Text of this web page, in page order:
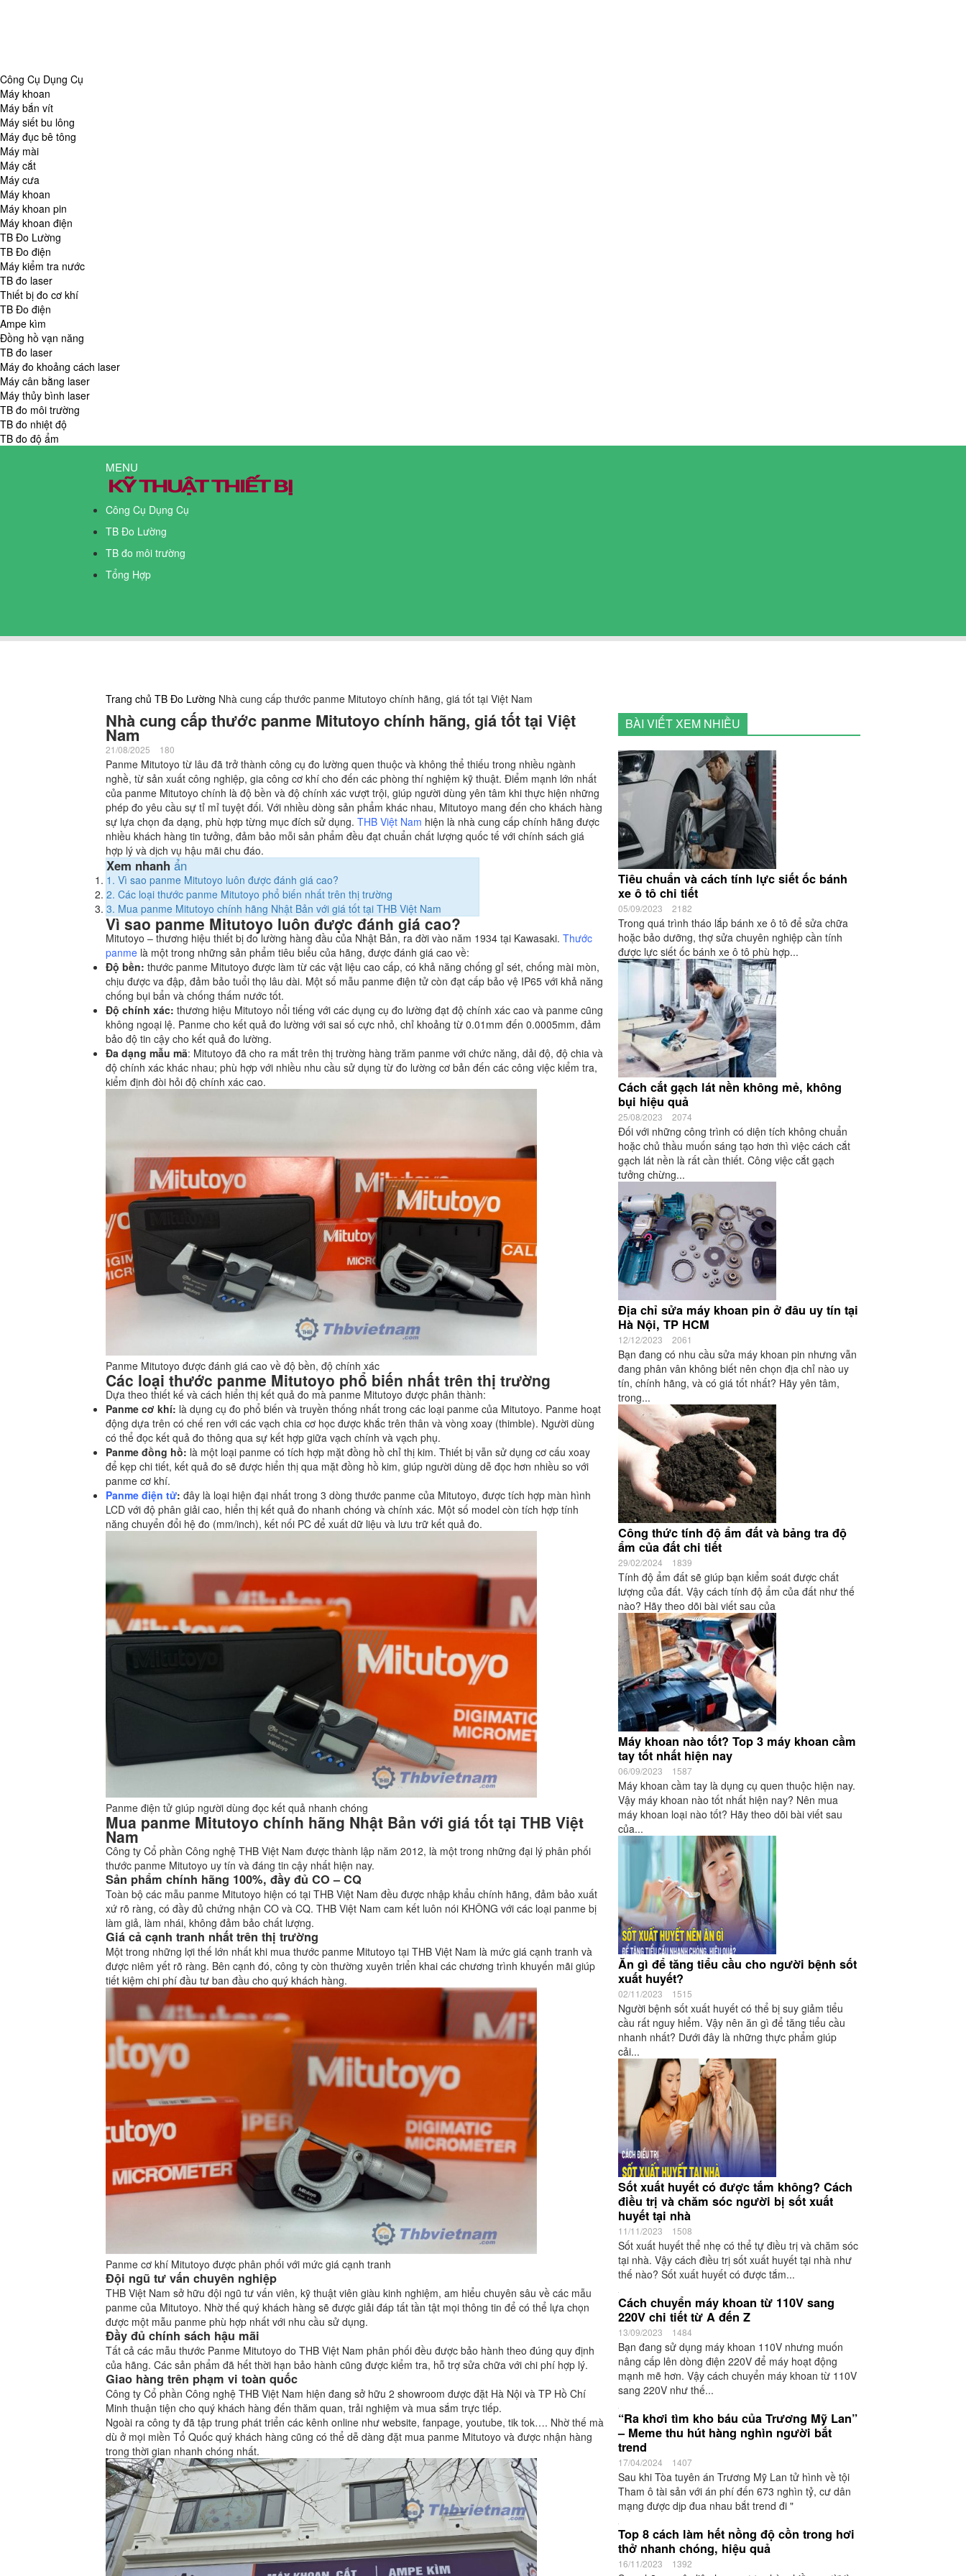
Công Cụ Dụng Cụ
Máy khoan
Máy bắn vít
Máy siết bu lông
Máy đục bê tông
Máy mài
Máy cắt
Máy cưa
Máy khoan
Máy khoan pin
Máy khoan điện
TB Đo Lường
TB Đo điện
Máy kiểm tra nước
TB đo laser
Thiết bị đo cơ khí
TB Đo điện
Ampe kìm
Đồng hồ vạn năng
TB đo laser
Máy đo khoảng cách laser
Máy cân bằng laser
Máy thủy bình laser
TB đo môi trường
TB đo nhiệt độ
TB đo độ ẩm
MENU
Công Cụ Dụng Cụ
TB Đo Lường
TB đo môi trường
Tổng Hợp
Trang chủ TB Đo Lường Nhà cung cấp thước panme Mitutoyo chính hãng, giá tốt tại Việt Nam
Nhà cung cấp thước panme Mitutoyo chính hãng, giá tốt tại Việt
Nam
21/08/2025 180
Panme Mitutoyo từ lâu đã trở thành công cụ đo lường quen thuộc và không thể thiếu trong nhiều ngành
nghề, từ sản xuất công nghiệp, gia công cơ khí cho đến các phòng thí nghiệm kỹ thuật. Điểm mạnh lớn nhất
của panme Mitutoyo chính là độ bền và độ chính xác vượt trội, giúp người dùng yên tâm khi thực hiện những
phép đo yêu cầu sự tỉ mỉ tuyệt đối. Với nhiều dòng sản phẩm khác nhau, Mitutoyo mang đến cho khách hàng
sự lựa chọn đa dạng, phù hợp từng mục đích sử dụng. THB Việt Nam hiện là nhà cung cấp chính hãng được
nhiều khách hàng tin tưởng, đảm bảo mỗi sản phẩm đều đạt chuẩn chất lượng quốc tế với chính sách giá
hợp lý và dịch vụ hậu mãi chu đáo.
Xem nhanh ẩn
1. Vì sao panme Mitutoyo luôn được đánh giá cao?
2. Các loại thước panme Mitutoyo phổ biến nhất trên thị trường
3. Mua panme Mitutoyo chính hãng Nhật Bản với giá tốt tại THB Việt Nam
Vì sao panme Mitutoyo luôn được đánh giá cao?
Mitutoyo – thương hiệu thiết bị đo lường hàng đầu của Nhật Bản, ra đời vào năm 1934 tại Kawasaki. Thước
panme là một trong những sản phẩm tiêu biểu của hãng, được đánh giá cao về:
Độ bền: thước panme Mitutoyo được làm từ các vật liệu cao cấp, có khả năng chống gỉ sét, chống mài mòn,
chịu được va đập, đảm bảo tuổi thọ lâu dài. Một số mẫu panme điện tử còn đạt cấp bảo vệ IP65 với khả năng
chống bụi bẩn và chống thấm nước tốt.
Độ chính xác: thương hiệu Mitutoyo nổi tiếng với các dụng cụ đo lường đạt độ chính xác cao và panme cũng
không ngoại lệ. Panme cho kết quả đo lường với sai số cực nhỏ, chỉ khoảng từ 0.01mm đến 0.0005mm, đảm
bảo độ tin cậy cho kết quả đo lường.
Đa dạng mẫu mã: Mitutoyo đã cho ra mắt trên thị trường hàng trăm panme với chức năng, dải độ, độ chia và
độ chính xác khác nhau; phù hợp với nhiều nhu cầu sử dụng từ đo lường cơ bản đến các công việc kiểm tra,
kiểm định đòi hỏi độ chính xác cao.
Panme Mitutoyo được đánh giá cao về độ bền, độ chính xác
Các loại thước panme Mitutoyo phổ biến nhất trên thị trường
Dựa theo thiết kế và cách hiển thị kết quả đo mà panme Mitutoyo được phân thành:
Panme cơ khí: là dụng cụ đo phổ biến và truyền thống nhất trong các loại panme của Mitutoyo. Panme hoạt
động dựa trên có chế ren với các vạch chia cơ học được khắc trên thân và vòng xoay (thimble). Người dùng
có thể đọc kết quả đo thông qua sự kết hợp giữa vạch chính và vạch phụ.
Panme đồng hồ: là một loại panme có tích hợp mặt đồng hồ chỉ thị kim. Thiết bị vẫn sử dụng cơ cấu xoay
để kẹp chi tiết, kết quả đo sẽ được hiển thị qua mặt đồng hồ kim, giúp người dùng dễ đọc hơn nhiều so với
panme cơ khí.
Panme điện tử: đây là loại hiện đại nhất trong 3 dòng thước panme của Mitutoyo, được tích hợp màn hình
LCD với độ phân giải cao, hiển thị kết quả đo nhanh chóng và chính xác. Một số model còn tích hợp tính
năng chuyển đổi hệ đo (mm/inch), kết nối PC để xuất dữ liệu và lưu trữ kết quả đo.
Panme điện tử giúp người dùng đọc kết quả nhanh chóng
Mua panme Mitutoyo chính hãng Nhật Bản với giá tốt tại THB Việt
Nam
Công ty Cổ phần Công nghệ THB Việt Nam được thành lập năm 2012, là một trong những đại lý phân phối
thước panme Mitutoyo uy tín và đáng tin cậy nhất hiện nay.
Sản phẩm chính hãng 100%, đầy đủ CO – CQ
Toàn bộ các mẫu panme Mitutoyo hiện có tại THB Việt Nam đều được nhập khẩu chính hãng, đảm bảo xuất
xứ rõ ràng, có đầy đủ chứng nhận CO và CQ. THB Việt Nam cam kết luôn nói KHÔNG với các loại panme bị
làm giả, làm nhái, không đảm bảo chất lượng.
Giá cả cạnh tranh nhất trên thị trường
Một trong những lợi thế lớn nhất khi mua thước panme Mitutoyo tại THB Việt Nam là mức giá cạnh tranh và
được niêm yết rõ ràng. Bên cạnh đó, công ty còn thường xuyên triển khai các chương trình khuyến mãi giúp
tiết kiệm chi phí đầu tư ban đầu cho quý khách hàng.
Panme cơ khí Mitutoyo được phân phối với mức giá cạnh tranh
Đội ngũ tư vấn chuyên nghiệp
THB Việt Nam sở hữu đội ngũ tư vấn viên, kỹ thuật viên giàu kinh nghiệm, am hiểu chuyên sâu về các mẫu
panme của Mitutoyo. Nhờ thế quý khách hàng sẽ được giải đáp tất tần tật mọi thông tin để có thể lựa chọn
được một mẫu panme phù hợp nhất với nhu cầu sử dụng.
Đầy đủ chính sách hậu mãi
Tất cả các mẫu thước Panme Mitutoyo do THB Việt Nam phân phối đều được bảo hành theo đúng quy định
của hãng. Các sản phẩm đã hết thời hạn bảo hành cũng được kiểm tra, hỗ trợ sửa chữa với chi phí hợp lý.
Giao hàng trên phạm vi toàn quốc
Công ty Cổ phần Công nghệ THB Việt Nam hiện đang sở hữu 2 showroom được đặt Hà Nội và TP Hồ Chí
Minh thuận tiện cho quý khách hàng đến thăm quan, trải nghiệm và mua sắm trực tiếp.
Ngoài ra công ty đã tập trung phát triển các kênh online như website, fanpage, youtube, tik tok…. Nhờ thế mà
dù ở mọi miền Tổ Quốc quý khách hàng cũng có thể dễ dàng đặt mua panme Mitutoyo và được nhận hàng
trong thời gian nhanh chóng nhất.
BÀI VIẾT XEM NHIỀU
Tiêu chuẩn và cách tính lực siết ốc bánh
xe ô tô chi tiết
05/09/2023 2182
Trong quá trình tháo lắp bánh xe ô tô để sửa chữa
hoặc bảo dưỡng, thợ sửa chuyên nghiệp cần tính
được lực siết ốc bánh xe ô tô phù hợp...
Cách cắt gạch lát nền không mẻ, không
bụi hiệu quả
25/08/2023 2074
Đối với những công trình có diện tích không chuẩn
hoặc chủ thầu muốn sáng tạo hơn thì việc cách cắt
gạch lát nền là rất cần thiết. Công việc cắt gạch
tưởng chừng...
Địa chỉ sửa máy khoan pin ở đâu uy tín tại
Hà Nội, TP HCM
12/12/2023 2061
Bạn đang có nhu cầu sửa máy khoan pin nhưng vẫn
đang phân vân không biết nên chọn địa chỉ nào uy
tín, chính hãng, và có giá tốt nhất? Hãy yên tâm,
trong...
Công thức tính độ ẩm đất và bảng tra độ
ẩm của đất chi tiết
29/02/2024 1839
Tính độ ẩm đất sẽ giúp bạn kiểm soát được chất
lượng của đất. Vậy cách tính độ ẩm của đất như thế
nào? Hãy theo dõi bài viết sau của
Máy khoan nào tốt? Top 3 máy khoan cầm
tay tốt nhất hiện nay
06/09/2023 1587
Máy khoan cầm tay là dụng cụ quen thuộc hiện nay.
Vậy máy khoan nào tốt nhất hiện nay? Nên mua
máy khoan loại nào tốt? Hãy theo dõi bài viết sau
của...
Ăn gì để tăng tiểu cầu cho người bệnh sốt
xuất huyết?
02/11/2023 1515
Người bệnh sốt xuất huyết có thể bị suy giảm tiểu
cầu rất nguy hiểm. Vậy nên ăn gì để tăng tiểu cầu
nhanh nhất? Dưới đây là những thực phẩm giúp
cải...
Sốt xuất huyết có được tắm không? Cách
điều trị và chăm sóc người bị sốt xuất
huyết tại nhà
11/11/2023 1508
Sốt xuất huyết thể nhẹ có thể tự điều trị và chăm sóc
tại nhà. Vậy cách điều trị sốt xuất huyết tại nhà như
thế nào? Sốt xuất huyết có được tắm...
Cách chuyển máy khoan từ 110V sang
220V chi tiết từ A đến Z
13/09/2023 1484
Bạn đang sử dụng máy khoan 110V nhưng muốn
nâng cấp lên dòng điện 220V để máy hoạt động
mạnh mẽ hơn. Vậy cách chuyển máy khoan từ 110V
sang 220V như thế...